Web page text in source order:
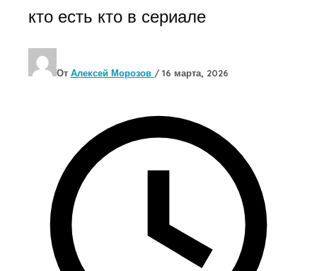
кто есть кто в сериале
От Алексей Морозов / 16 марта, 2026